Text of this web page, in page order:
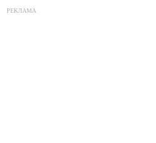
РЕКЛАМА